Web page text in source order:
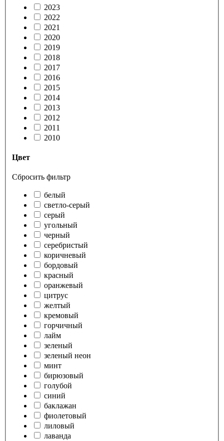
2023
2022
2021
2020
2019
2018
2017
2016
2015
2014
2013
2012
2011
2010
Цвет
Сбросить фильтр
белый
светло-серый
серый
угольный
черный
серебристый
коричневый
бордовый
красный
оранжевый
цитрус
желтый
кремовый
горчичный
лайм
зеленый
зеленый неон
минт
бирюзовый
голубой
синий
баклажан
фиолетовый
лиловый
лаванда